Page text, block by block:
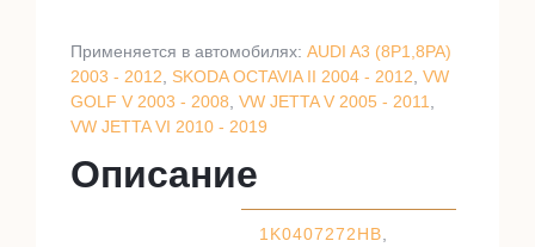
Применяется в автомобилях: AUDI A3 (8P1,8PA)
2003 - 2012
SKODA OCTAVIA II 2004 - 2012 VW
GOLF V 2003 - 2008 VW JETTA V 2005 - 2011
VW JETTA VI 2010 - 2019
Описание
1K0407272HB